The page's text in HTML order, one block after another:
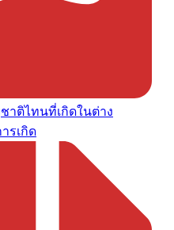
ติไทนที่เกิดในต่าง
รเกิด